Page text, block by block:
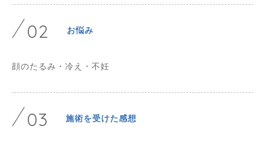
02 お悩み
顔のたるみ・冷え・不妊
03 施術を受けた感想